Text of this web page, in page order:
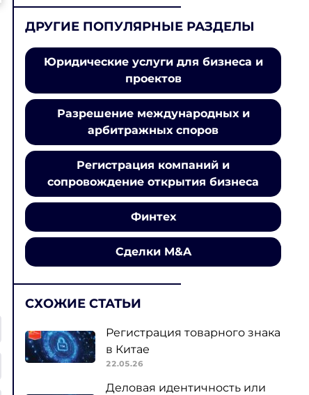
ДРУГИЕ ПОПУЛЯРНЫЕ РАЗДЕЛЫ
Юридические услуги для бизнеса и
проектов
Разрешение международных и
арбитражных споров
Регистрация компаний и
сопровождение открытия бизнеса
Финтех
Сделки M&A
СХОЖИЕ СТАТЬИ
Регистрация товарного знака
в Китае
22.05.26
Деловая идентичность или